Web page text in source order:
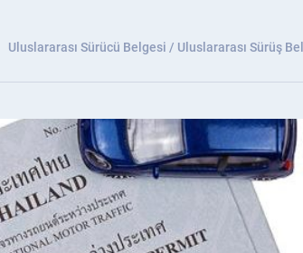
Uluslararası Sürücü Belgesi / Uluslararası Sürüş